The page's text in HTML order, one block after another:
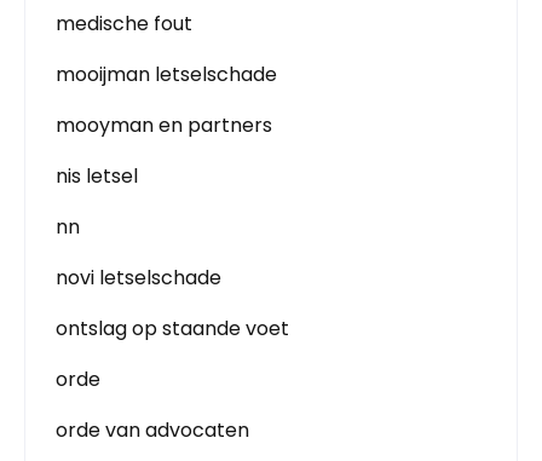
medische fout
mooijman letselschade
mooyman en partners
nis letsel
nn
novi letselschade
ontslag op staande voet
orde
orde van advocaten